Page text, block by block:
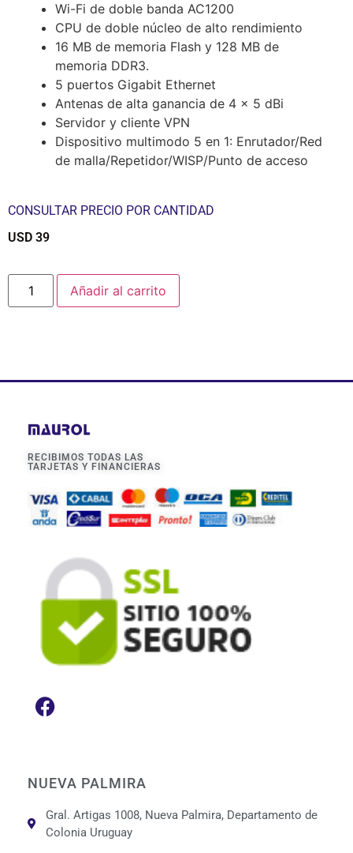
Wi-Fi de doble banda AC1200
CPU de doble núcleo de alto rendimiento
16 MB de memoria Flash y 128 MB de
memoria DDR3.
5 puertos Gigabit Ethernet
Antenas de alta ganancia de 4 × 5 dBi
Servidor y cliente VPN
Dispositivo multimodo 5 en 1: Enrutador/Red
de malla/Repetidor/WISP/Punto de acceso
CONSULTAR PRECIO POR CANTIDAD
USD 39
Añadir al carrito
RECIBIMOS TODAS LAS
TARJETAS Y FINANCIERAS
NUEVA PALMIRA
Gral. Artigas 1008, Nueva Palmira, Departamento de
Colonia Uruguay